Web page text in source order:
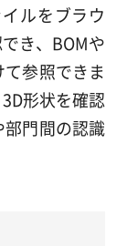
ルをブラウ
き、BOMや
参照できま
形状を確認
部門間の認識